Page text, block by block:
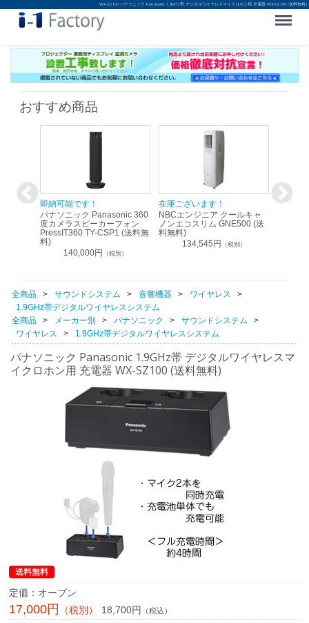
WX-SZ100 パナソニック Panasonic 1.9GHz帯 デジタルワイヤレスマイクロホン用 充電器 WX-SZ100 (送料無料)
Menu
おすすめ商品
即納可能です！
パナソニック Panasonic 360
度カメラスピーカーフォン
PressIT360 TY-CSP1 (送料無
料)
140,000円 （税別）
在庫ございます！
NBCエンジニア クールキャ
ノンエコスリム GNE500 (送
料無料)
134,545円 （税別）
即納可
全商品 サウンドシステム 音響機器
ワイヤレス
1.9GHz帯デジタルワイヤレスシステム
全商品
メーカー別 パナソニック
サウンドシステム
ワイヤレス
1.9GHz帯デジタルワイヤレスシステム
パナソニック Panasonic 1.9GHz帯 デジタルワイヤレスマ
イクロホン用 充電器 WX-SZ100 (送料無料)
送料無料
定価：オープン
17,000円 （税別） 18,700円 （税込）